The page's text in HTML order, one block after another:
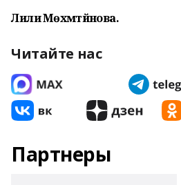
Лилиә Мөхәмәтйәнова.
Читайте нас
Партнеры